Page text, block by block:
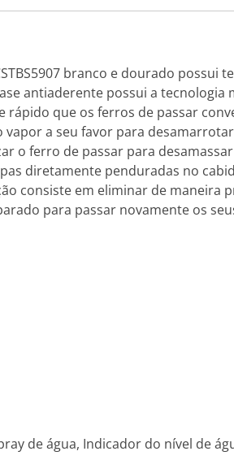
branco e dourado
antiaderente possui a
que os ferros de passar
a seu favor para
o ferro de passar para
diretamente penduradas no
consiste em eliminar de
para passar novamente os
de água, Indicador do nível de